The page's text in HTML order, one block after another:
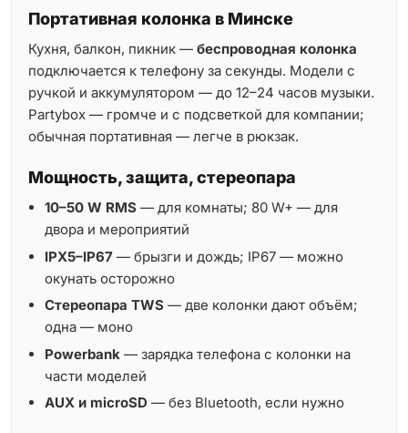
Портативная колонка в Минске
Кухня, балкон, пикник — беспроводная колонка
подключается к телефону за секунды. Модели с
ручкой и аккумулятором — до 12–24 часов музыки.
Partybox — громче и с подсветкой для компании;
обычная портативная — легче в рюкзак.
Мощность, защита, стереопара
10–50 W RMS — для комнаты; 80 W+ — для
двора и мероприятий
IPX5–IP67 — брызги и дождь; IP67 — можно
окунать осторожно
Стереопара TWS — две колонки дают объём;
одна — моно
Powerbank — зарядка телефона с колонки на
части моделей
AUX и microSD — без Bluetooth, если нужно